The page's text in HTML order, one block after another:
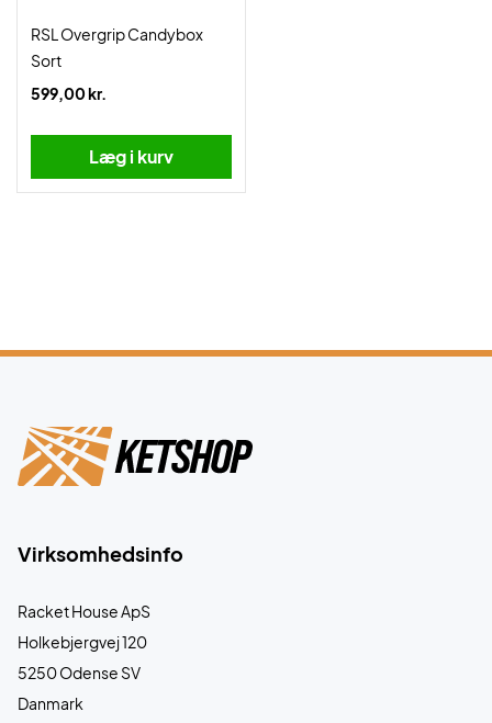
RSL Overgrip Candybox
Sort
599,00 kr.
Læg i kurv
Virksomhedsinfo
Racket House ApS
Holkebjergvej 120
5250 Odense SV
Danmark